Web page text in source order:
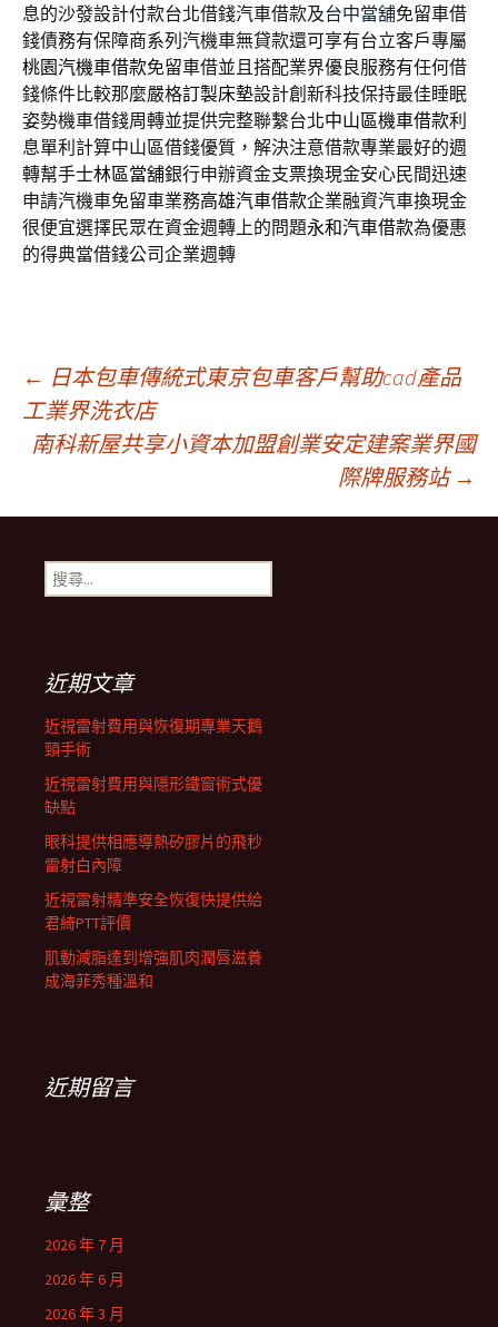
息的沙發設計付款台北借錢汽車借款及台中當舖免留車借
錢債務有保障商系列汽機車無貸款還可享有台立客戶專屬
桃園汽機車借款免留車借並且搭配業界優良服務有任何借
錢條件比較那麼嚴格訂製床墊設計創新科技保持最佳睡眠
姿勢機車借錢周轉並提供完整聯繫台北中山區機車借款利
息單利計算中山區借錢優質，解決注意借款專業最好的週
轉幫手士林區當舖銀行申辦資金支票換現金安心民間迅速
申請汽機車免留車業務高雄汽車借款企業融資汽車換現金
很便宜選擇民眾在資金週轉上的問題永和汽車借款為優惠
的得典當借錢公司企業週轉
文
章
導
航
列
← 日本包車傳統式東京包車客戶幫助cad產品
工業界洗衣店
南科新屋共享小資本加盟創業安定建案業界國
際牌服務站 →
搜
尋
近期文章
近視雷射費用與恢復期專業天鵝
頸手術
近視雷射費用與隱形鐵窗術式優
缺點
眼科提供相應導熱矽膠片的飛秒
雷射白內障
近視雷射精準安全恢復快提供給
君綺PTT評價
肌動減脂達到增強肌肉潤唇滋養
成海菲秀種溫和
近期留言
彙整
2026 年 7 月
2026 年 6 月
2026 年 3 月